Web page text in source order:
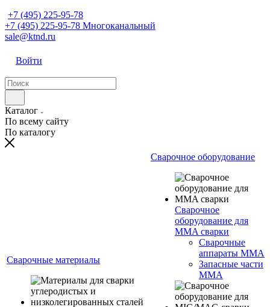
+7 (495) 225-95-78
+7 (495) 225-95-78 Многоканальный
sale@ktnd.ru
Войти
Каталог
По всему сайту
По каталогу
Сварочные материалы
Сварочное оборудование
Сварочное
оборудование для
MMA сварки
Сварочные
аппараты MMA
Запасные части
MMA